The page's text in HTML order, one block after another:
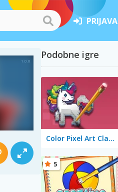
PRIJAVA
Podobne igre
Color Pixel Art Classic
5